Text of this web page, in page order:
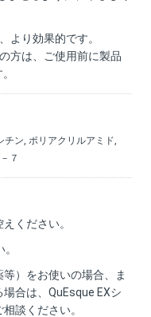
より効果的です。
方は、ご使用前に製品
ン, ポリアクリルアミド,
７
ください。
）をお使いの場合、ま
合は、QuEsque EXシ
談ください。